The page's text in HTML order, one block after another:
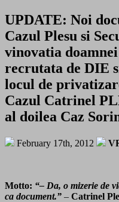
UPDATE: Noi
Cazul Plesu si
vinovatia
recrutata de DIE
locul de
Cazul Catrinel
al doilea Caz
February 17th, 2012
Motto: “– Da, o mizerie de
ca document.” – Catrinel